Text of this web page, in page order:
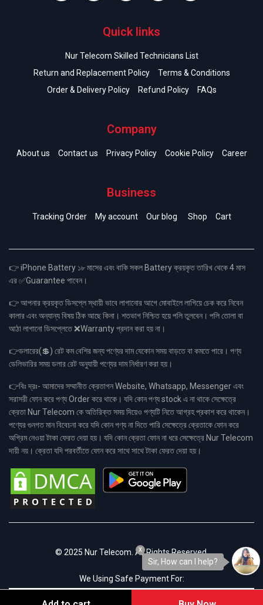
Quick links
Nur Telecom Skilled Technicians List
Return and Replacement Policy
Terms & Conditions
Order & Delivery Policy
Refund Policy FAQs
Company
About us Contact us Privacy Policy Cookie Policy Career
Business
Tracking Order My account Our blog Shop Cart
👉 iPhone Battery ১৮ মাসের এবং বাকি সকল Battery ক্রয়কৃত তারিখ থেকে 4 মাস
এর ✅Guarantee পাবেন।
👉 আপনার ক্রয়কৃত ডিসপ্লে স্থায়ী ভাবে লাগানোর আগে মোবাইলে লাগিয়ে চেক করে নিবেন
কালার এবং অন্যান্য বিষয় ঠিক আছে কিনা। শতভাগ নিশ্চিত হয়ে পলি তুলবেন। পলি তোলা বা
আঠা লাগানো ডিসপ্লেতে ❌Warranty প্রদান করা হয় না।
👉ডলারের(💲) রেট কম বেশির জন্য পণ্যের দাম যেকোন সময় বাড়তে বা কমতে পারে। পণ্য
ডেলিভারির সময় ডলার রেট অনুযায়ী পণ্যের দাম নির্ধারণ করা হয়।
👉বিঃ দ্রঃ- আমাদের সম্মানীত ক্রেতাগন Website, Whatsapp, Messenger এবং
সরাসরী ফোন করে পণ্য Order করে থাকে। যদি কোন পণ্য stock এ না থাকে সেক্ষেত্রে
ক্রেতা Nur Telecom কে অতিরিক্ত সময় দিয়েও পণ্যটি নিতে আগ্রহ প্রকাশ করে থাকেন।
পণ্যের গুনগত মান বিবেচনা করে যদি কোন পণ্য না দিতে পারি সেক্ষেত্রে ক্রেতাকে ফোন করে
অগ্রিম নেওয়া টাকা ফেরত দেয়া হয়। যদি কোন ক্রেতা ফোন না ধরে সেক্ষেত্রে Nur Telecom
দায়ী নয়। ক্রেতা যদি পরবর্তীতে ফোন করে সাথে সাথে টাকা ফেরত দেয়া হয়।
© 2025 Nur Telecom. All Rights Reserved.
We Using Safe Payment For:
Sir, How can I help?
x